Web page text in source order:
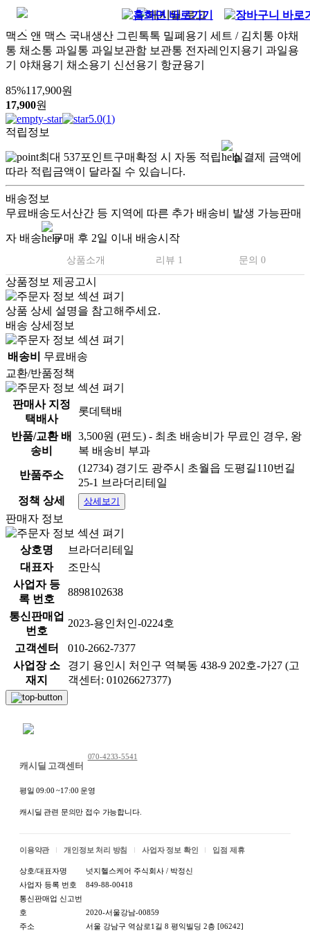
맥스 앤 맥스 국내생산 그린톡톡 밀폐용기 세트 / 김치통 야채
통 채소통 과일통 과일보관함 보관통 전자레인지용기 과일용
기 야채용기 채소용기 신선용기 항균용기
85%117,900원
17,900원
5.0(1)
적립정보
최대 537포인트구매확정 시 자동 적립
실결제 금액에
따라 적립금액이 달라질 수 있습니다.
배송정보
무료배송도서산간 등 지역에 따른 추가 배송비 발생 가능판매
자 배송 구매 후 2일 이내 배송시작
상품소개 리뷰 1 문의 0
상품정보 제공고시
상품 상세 설명을 참고해주세요.
배송 상세정보
배송비
무료배송
교환/반품정책
판매사 지정
택배사
롯데택배
반품/교환 배
송비
3,500원 (편도) - 최초 배송비가 무료인 경우, 왕
복 배송비 부과
반품주소
(12734) 경기도 광주시 초월읍 도평길110번길
25-1 브라더리테일
정책 상세
상세보기
판매자 정보
상호명
브라더리테일
대표자
조만식
사업자 등
록 번호
8898102638
통신판매업
번호
2023-용인처인-0224호
고객센터
010-2662-7377
사업장 소
재지
경기 용인시 처인구 역북동 438-9 202호-가27 (고
객센터: 01026627377)
캐시딜 고객센터
070-4233-5541
평일 09:00 ~17:00 운영
캐시딜 관련 문의만 접수 가능합니다.
이용약관 개인정보 처리 방침 사업자 정보 확인 입점 제휴
상호/대표자명
넛지헬스케어 주식회사 / 박정신
사업자 등록 번호
849-88-00418
통신판매업 신고번
호
2020-서울강남-00859
주소
서울 강남구 역삼로1길 8 평익빌딩 2층 [06242]